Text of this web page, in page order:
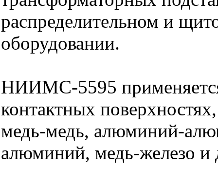
распределительном и
оборудовании.
НИИМС-5595
контактных
медь-медь, алюминий-
алюминий, медь-железо и